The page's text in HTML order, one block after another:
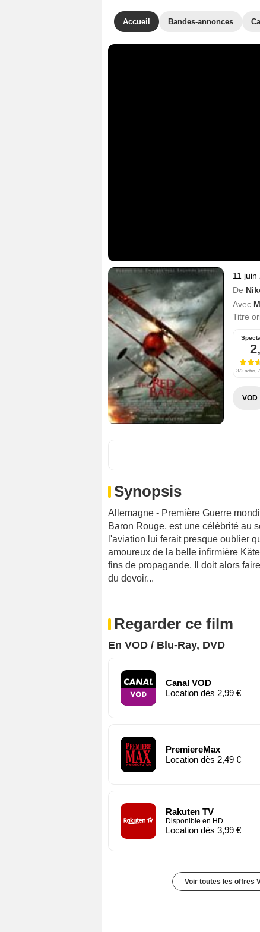
Accueil Bandes-annonces
11 juin
De
Avec
Titre
372 notes,
VOD
Synopsis
Allemagne - Première Guerre
Baron Rouge, est une célébrité au
l'aviation lui ferait presque oublier
amoureux de la belle infirmière
fins de propagande. Il doit alors
du devoir...
Regarder ce film
En VOD / Blu-Ray, DVD
Canal VOD
Location dès 2,99 €
PremiereMax
Location dès 2,49 €
Rakuten TV
Disponible en HD
Location dès 3,99 €
Voir toutes les offres